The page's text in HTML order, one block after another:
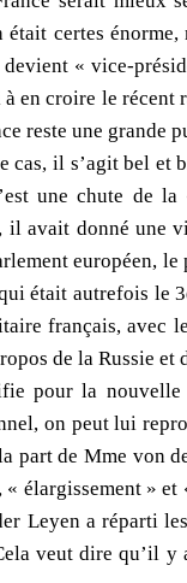
certes
devient « vice-
en croire le récent
reste une grande
cas, il s’agit bel
une chute de
il avait donné une
européen,
était autrefois le
français, avec
de la Russie et
pour la
on peut lui
part de Mme von
élargissement »
Leyen a réparti
veut dire qu’il y